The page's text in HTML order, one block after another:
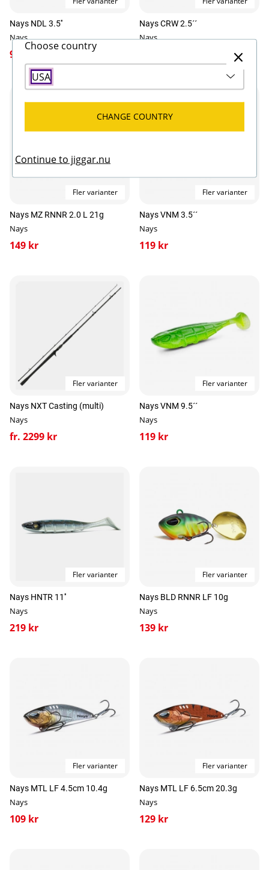
Nays NDL 3.5''
Nays
99 kr
Nays CRW 2.5´´
Nays
Fler varianter
Nays MZ RNNR 2.0 L 21g
Nays
149 kr
Fler varianter
Nays VNM 3.5´´
Nays
119 kr
Fler varianter
Nays NXT Casting (multi)
Nays
fr. 2299 kr
Fler varianter
Nays VNM 9.5´´
Nays
119 kr
Fler varianter
Nays HNTR 11''
Nays
219 kr
Fler varianter
Nays BLD RNNR LF 10g
Nays
139 kr
Fler varianter
Nays MTL LF 4.5cm 10.4g
Nays
109 kr
Fler varianter
Nays MTL LF 6.5cm 20.3g
Nays
129 kr
Choose country
USA
CHANGE COUNTRY
Continue to jiggar.nu